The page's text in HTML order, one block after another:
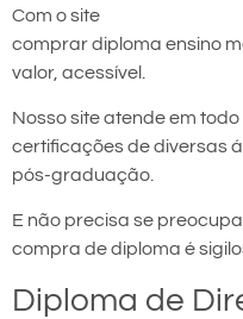
Com o site
comprar diploma ensino
valor, acessível.
Nosso site atende em
certificações de diversas
pós-graduação.
E não precisa se
compra de diploma é
Diploma de